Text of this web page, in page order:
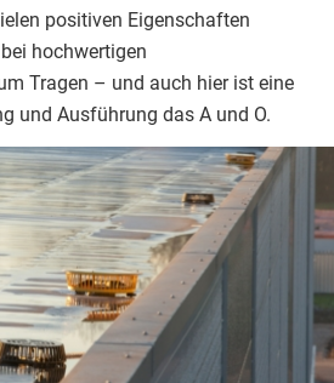
positiven Eigenschaften
hochwertigen
Tragen – und auch hier ist eine
und Ausführung das A und O.